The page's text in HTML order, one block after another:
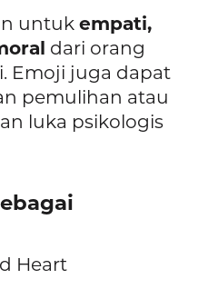
untukempati,
dari orang
Emoji juga dapat
pemulihan atau
luka psikologis
Heart